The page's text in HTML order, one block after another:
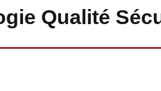
Qualité